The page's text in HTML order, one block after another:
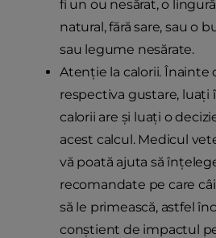
fi un ou nesărat, o
natural, fără sare, sau o
sau legume nesărate.
Atenție la calorii. Înainte
respectiva gustare, luați
calorii are și luați o
acest calcul. Medicul
vă poată ajuta să
recomandate pe care
să le primească, astfel
conștient de impactul